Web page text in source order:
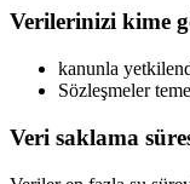
Verilerinizi kime
kanunla
Sözleşmeler
Veri saklama